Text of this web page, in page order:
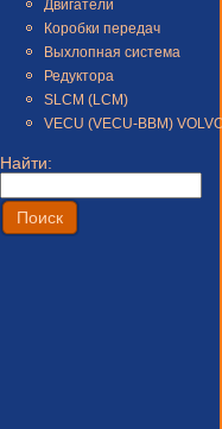
Двигатели
Коробки передач
Выхлопная система
Редуктора
SLCM (LCM)
VECU (VECU-BBM)
Найти: